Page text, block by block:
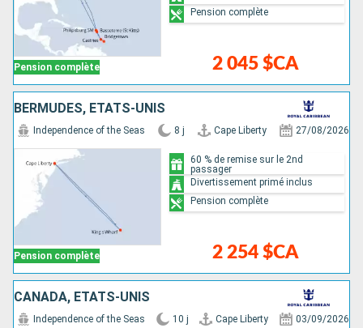
Pension complète 2 045 $CA
Pension complète
BERMUDES, ÉTATS-UNIS
Pension complète
Independence of the Seas 8 j Cape Liberty 27/08/2026
2 254 $CA
60 % de remise sur le 2nd
passager
Divertissement primé inclus
Pension complète
CANADA, ÉTATS-UNIS
Independence of the Seas 10 j Cape Liberty 03/09/2026